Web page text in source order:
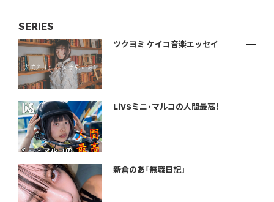
SERIES
ツクヨミ ケイコ音楽エッセイ
LiVSミニ・マルコの人間最高！
新倉のあ「無職日記」